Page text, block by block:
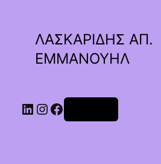
ΛΑΣΚΑΡΙΔΗΣ ΑΠ.
ΕΜΜΑΝΟΥΗΛ
Linkedin
Instagram
Facebook